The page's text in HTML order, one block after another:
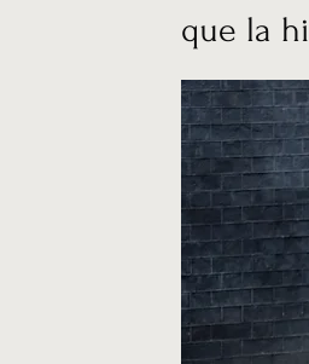
que la